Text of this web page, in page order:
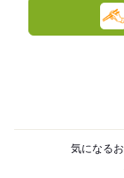
気になる